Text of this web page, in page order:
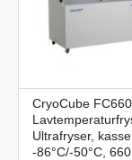
CryoCube
Ultrafryser, kasse,
-86°C/-50°C,